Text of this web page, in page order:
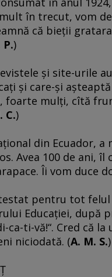
mult în trecut, vom
că bieţii
P.)
şi site-urile
şi care-şi
mulţi, cîtă
C.)
din Ecuador,
Avea 100 de ani,
Îi vom duce
pentru tot
Educaţiei, după
ca-ti-vă!“. Cred că
niciodată. (A. M. S.)